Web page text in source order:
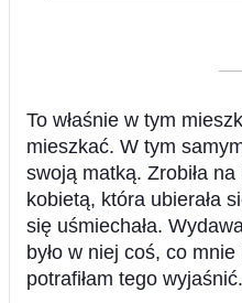
To właśnie w tym
mieszkać. W tym
swoją matką. Zrobiła na
kobietą, która ubierała
się uśmiechała.
było w niej coś, co
potrafiłam tego wyjaśnić.